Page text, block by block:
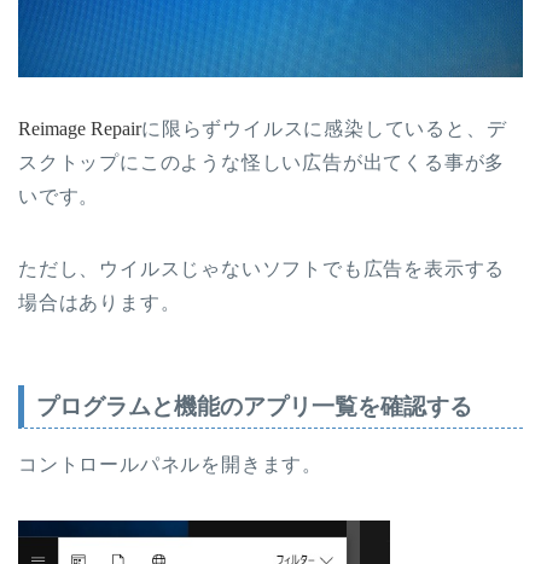
Reimage Repairに限らずウイルスに感染していると、デ
スクトップにこのような怪しい広告が出てくる事が多
いです。
ただし、ウイルスじゃないソフトでも広告を表示する
場合はあります。
プログラムと機能のアプリ一覧を確認する
コントロールパネルを開きます。